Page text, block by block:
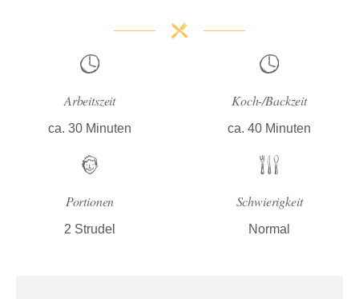
Arbeitszeit
ca. 30 Minuten
Koch-/Backzeit
ca. 40 Minuten
Portionen
2 Strudel
Schwierigkeit
Normal